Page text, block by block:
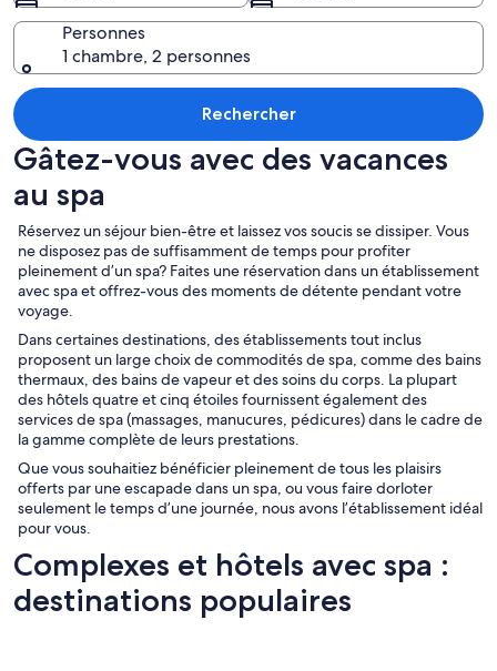
Personnes
1 chambre, 2 personnes
Rechercher
Gâtez-vous avec des vacances
au spa
Réservez un séjour bien-être et laissez vos soucis se dissiper. Vous
ne disposez pas de suffisamment de temps pour profiter
pleinement d’un spa? Faites une réservation dans un établissement
avec spa et offrez-vous des moments de détente pendant votre
voyage.
Dans certaines destinations, des établissements tout inclus
proposent un large choix de commodités de spa, comme des bains
thermaux, des bains de vapeur et des soins du corps. La plupart
des hôtels quatre et cinq étoiles fournissent également des
services de spa (massages, manucures, pédicures) dans le cadre de
la gamme complète de leurs prestations.
Que vous souhaitiez bénéficier pleinement de tous les plaisirs
offerts par une escapade dans un spa, ou vous faire dorloter
seulement le temps d’une journée, nous avons l’établissement idéal
pour vous.
Complexes et hôtels avec spa :
destinations populaires